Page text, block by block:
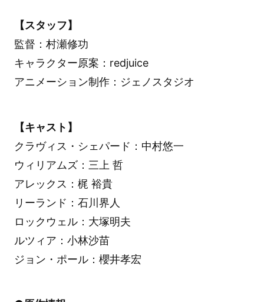
【スタッフ】
監督：村瀬修功
キャラクター原案：redjuice
アニメーション制作：ジェノスタジオ
【キャスト】
クラヴィス・シェパード：中村悠一
ウィリアムズ：三上 哲
アレックス：梶 裕貴
リーランド：石川界人
ロックウェル：大塚明夫
ルツィア：小林沙苗
ジョン・ポール：櫻井孝宏